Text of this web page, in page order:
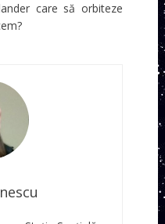
care să orbiteze